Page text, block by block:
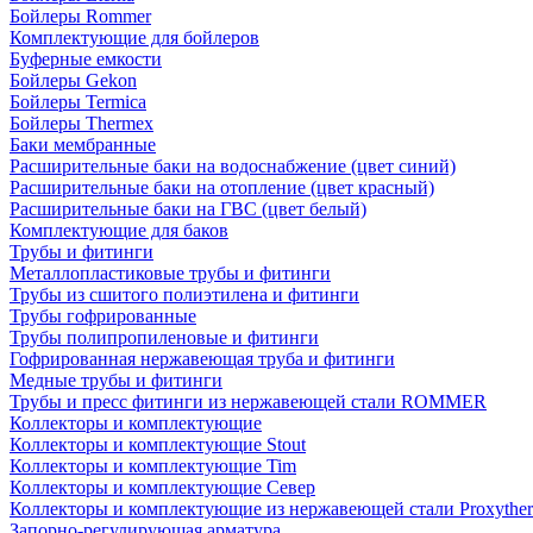
Бойлеры Rommer
Комплектующие для бойлеров
Буферные емкости
Бойлеры Gekon
Бойлеры Termica
Бойлеры Thermex
Баки мембранные
Расширительные баки на водоснабжение (цвет синий)
Расширительные баки на отопление (цвет красный)
Расширительные баки на ГВС (цвет белый)
Комплектующие для баков
Трубы и фитинги
Металлопластиковые трубы и фитинги
Трубы из сшитого полиэтилена и фитинги
Трубы гофрированные
Трубы полипропиленовые и фитинги
Гофрированная нержавеющая труба и фитинги
Медные трубы и фитинги
Трубы и пресс фитинги из нержавеющей стали ROMMER
Коллекторы и комплектующие
Коллекторы и комплектующие Stout
Коллекторы и комплектующие Tim
Коллекторы и комплектующие Север
Коллекторы и комплектующие из нержавеющей стали